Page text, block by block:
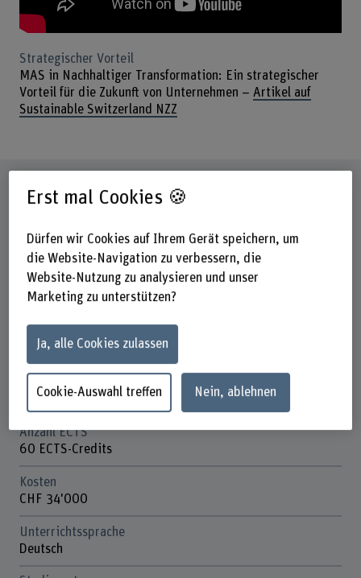
Strategischer Vorteil
MAS in Nachhaltiger Transformation: Ein strategischer
Vorteil für die Zukunft von Unternehmen – Artikel auf
Sustainable Switzerland NZZ
Steckbrief
Titel/Abschluss
Master of Advanced Studies (MAS)
Dauer
Max. 8 Jahre
Gemäss Terminplan der CAS
Gemäss Angaben bei den CAS
Anzahl ECTS
60 ECTS-Credits
Kosten
CHF 34'000
Unterrichtssprache
Deutsch
Erst mal Cookies 🍪
Dürfen wir Cookies auf Ihrem Gerät speichern, um
die Website-Navigation zu verbessern, die
Website-Nutzung zu analysieren und unser
Marketing zu unterstützen?
Ja, alle Cookies zulassen
Cookie-Auswahl treffen Nein, ablehnen